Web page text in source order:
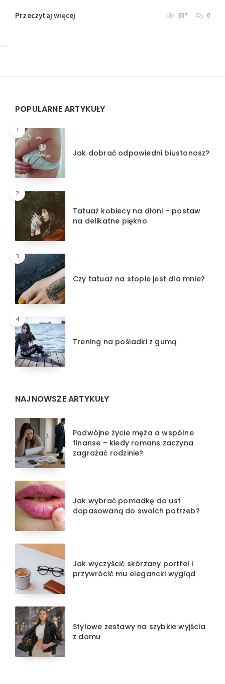
Przeczytaj więcej 337 0
POPULARNE ARTYKUŁY
1
Jak dobrać odpowiedni biustonosz?
2
Tatuaż kobiecy na dłoni – postaw
na delikatne piękno
3
Czy tatuaż na stopie jest dla mnie?
4
Trening na pośladki z gumą
NAJNOWSZE ARTYKUŁY
Podwójne życie męża a wspólne
finanse – kiedy romans zaczyna
zagrażać rodzinie?
Jak wybrać pomadkę do ust
dopasowaną do swoich potrzeb?
Jak wyczyścić skórzany portfel i
przywrócić mu elegancki wygląd
Stylowe zestawy na szybkie wyjścia
z domu